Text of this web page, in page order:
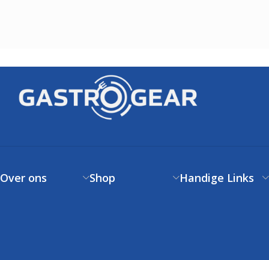
Over ons Shop Handige Links